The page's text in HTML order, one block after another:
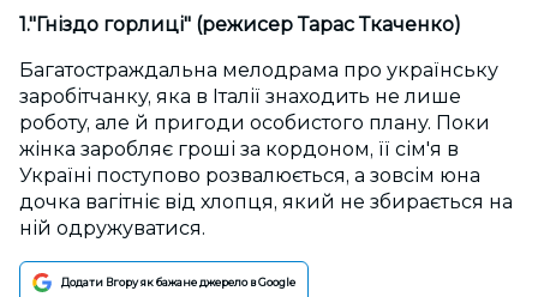
1."Гніздо горлиці" (режисер Тарас Ткаченко)
Багатостраждальна мелодрама про українську
заробітчанку, яка в Італії знаходить не лише
роботу, але й пригоди особистого плану. Поки
жінка заробляє гроші за кордоном, її сім'я в
Україні поступово розвалюється, а зовсім юна
дочка вагітніє від хлопця, який не збирається на
ній одружуватися.
Додати Вгору як бажане джерело в Google